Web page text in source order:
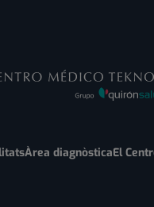
Àrea diagnòsticaEl